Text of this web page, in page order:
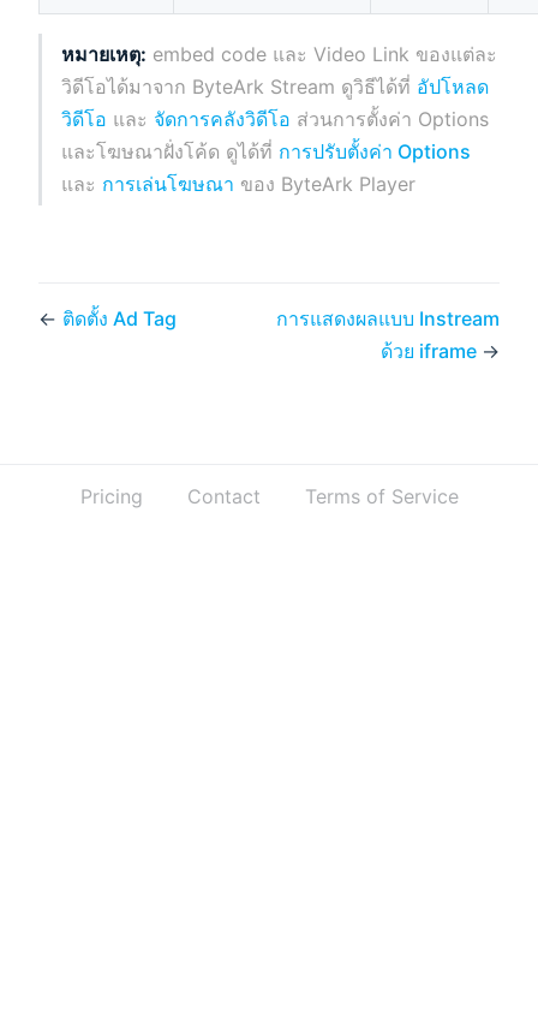
หมายเหตุ: embed code และ Video Link ของแต่ละ
วิดีโอได้มาจาก ByteArk Stream ดูวิธีได้ที่ อัปโหลด
วิดีโอ และ จัดการคลังวิดีโอ ส่วนการตั้งค่า Options
และโฆษณาฝั่งโค้ด ดูได้ที่ การปรับตั้งค่า Options
และ การเล่นโฆษณา ของ ByteArk Player
← ติดตั้ง Ad Tag
การแสดงผลแบบ Instream
ด้วย iframe →
Pricing Contact Terms of Service